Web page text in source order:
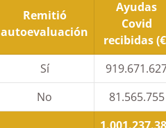
Remitió
autoevaluación
Ayudas
Covid
recibidas
Sí
No
81.565.755